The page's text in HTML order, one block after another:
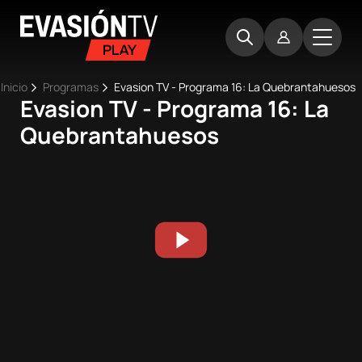
Ruta
de
navegación
Inicio Programas Evasion TV - Programa 16: La Quebrantahuesos
Evasion TV - Programa 16: La
Quebrantahuesos
Main
navigation
Inicio